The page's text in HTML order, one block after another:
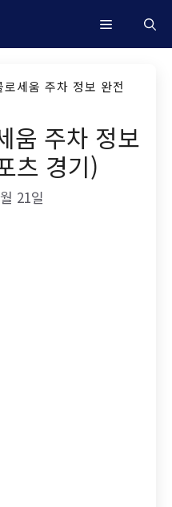
M
세움 주차 정보 완전
움 주차 정보
츠 경기)
21일